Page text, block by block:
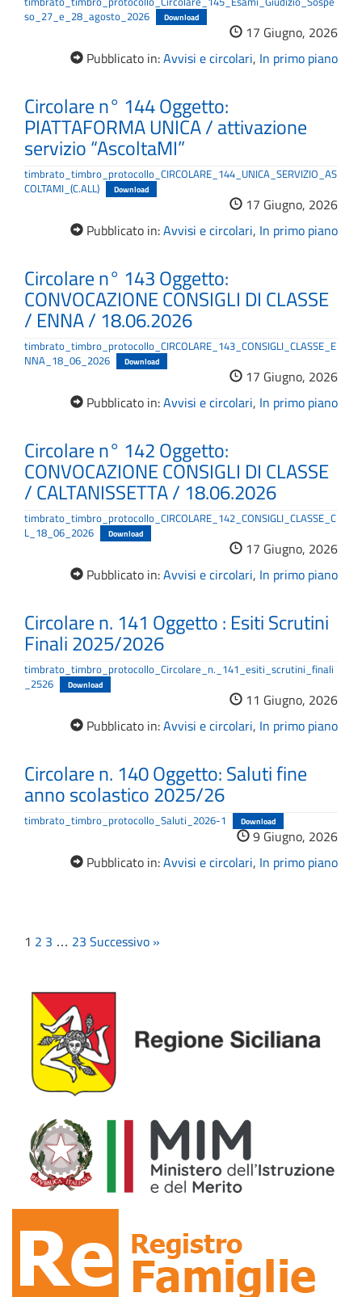
so_27_e_28_agosto_2026
Download
17 Giugno, 2026
Pubblicato in:Avvisi e circolari, In primo piano
Circolare n° 144 Oggetto:
PIATTAFORMA UNICA / attivazione
servizio “AscoltaMI”
timbrato_timbro_protocollo_CIRCOLARE_144_UNICA_SERVIZIO_AS
COLTAMI_(C.ALL)
Download
17 Giugno, 2026
Pubblicato in:Avvisi e circolari, In primo piano
Circolare n° 143 Oggetto:
CONVOCAZIONE CONSIGLI DI CLASSE
/ ENNA / 18.06.2026
timbrato_timbro_protocollo_CIRCOLARE_143_CONSIGLI_CLASSE_E
NNA_18_06_2026
Download
17 Giugno, 2026
Pubblicato in:Avvisi e circolari, In primo piano
Circolare n° 142 Oggetto:
CONVOCAZIONE CONSIGLI DI CLASSE
/ CALTANISSETTA / 18.06.2026
timbrato_timbro_protocollo_CIRCOLARE_142_CONSIGLI_CLASSE_C
L_18_06_2026
Download
17 Giugno, 2026
Pubblicato in:Avvisi e circolari, In primo piano
Circolare n. 141 Oggetto : Esiti Scrutini
Finali 2025/2026
timbrato_timbro_protocollo_Circolare_n._141_esiti_scrutini_finali
_2526
Download
11 Giugno, 2026
Pubblicato in:Avvisi e circolari, In primo piano
Circolare n. 140 Oggetto: Saluti fine
anno scolastico 2025/26
timbrato_timbro_protocollo_Saluti_2026-1 Download
9 Giugno, 2026
Pubblicato in:Avvisi e circolari, In primo piano
1 2 3 … 23 Successivo »